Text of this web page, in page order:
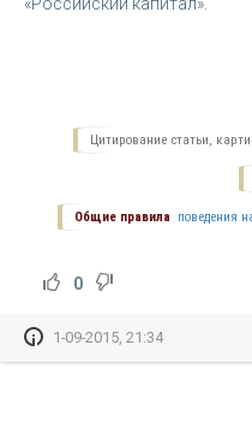
Цитирование статьи,
Общие правила поведения
0
1-09-2015, 21:34